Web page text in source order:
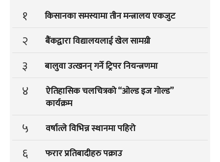
१ किसानका समस्यामा तीन मन्त्रालय एकजुट
२ बैंकद्वारा विद्यालयलाई खेल सामग्री
३ बालुवा उत्खनन् गर्ने ट्रिपर नियन्त्रणमा
४
ऐतिहासिक चलचित्रको “ओल्ड इज गोल्ड”
कार्यक्रम
५ वर्षात्ले विभिन्न स्थानमा पहिरो
६ फरार प्रतिबादीहरु पक्राउ